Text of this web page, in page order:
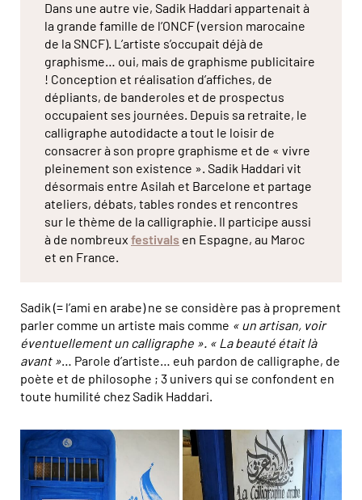
Dans une autre vie, Sadik Haddari appartenait à
la grande famille de l’ONCF (version marocaine
de la SNCF). L’artiste s’occupait déjà de
graphisme… oui, mais de graphisme publicitaire
! Conception et réalisation d’affiches, de
dépliants, de banderoles et de prospectus
occupaient ses journées. Depuis sa retraite, le
calligraphe autodidacte a tout le loisir de
consacrer à son propre graphisme et de « vivre
pleinement son existence ». Sadik Haddari vit
désormais entre Asilah et Barcelone et partage
ateliers, débats, tables rondes et rencontres
sur le thème de la calligraphie. Il participe aussi
à de nombreux festivals en Espagne, au Maroc
et en France.
Sadik (= l’ami en arabe) ne se considère pas à proprement
parler comme un artiste mais comme « un artisan, voir
éventuellement un calligraphe ». « La beauté était là
avant » … Parole d’artiste… euh pardon de calligraphe, de
poète et de philosophe ; 3 univers qui se confondent en
toute humilité chez Sadik Haddari.